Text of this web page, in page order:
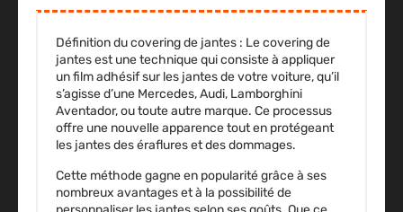
Définition du covering de jantes : Le covering de
jantes est une technique qui consiste à appliquer
un film adhésif sur les jantes de votre voiture, qu’il
s’agisse d’une Mercedes, Audi, Lamborghini
Aventador, ou toute autre marque. Ce processus
offre une nouvelle apparence tout en protégeant
les jantes des éraflures et des dommages.
Cette méthode gagne en popularité grâce à ses
nombreux avantages et à la possibilité de